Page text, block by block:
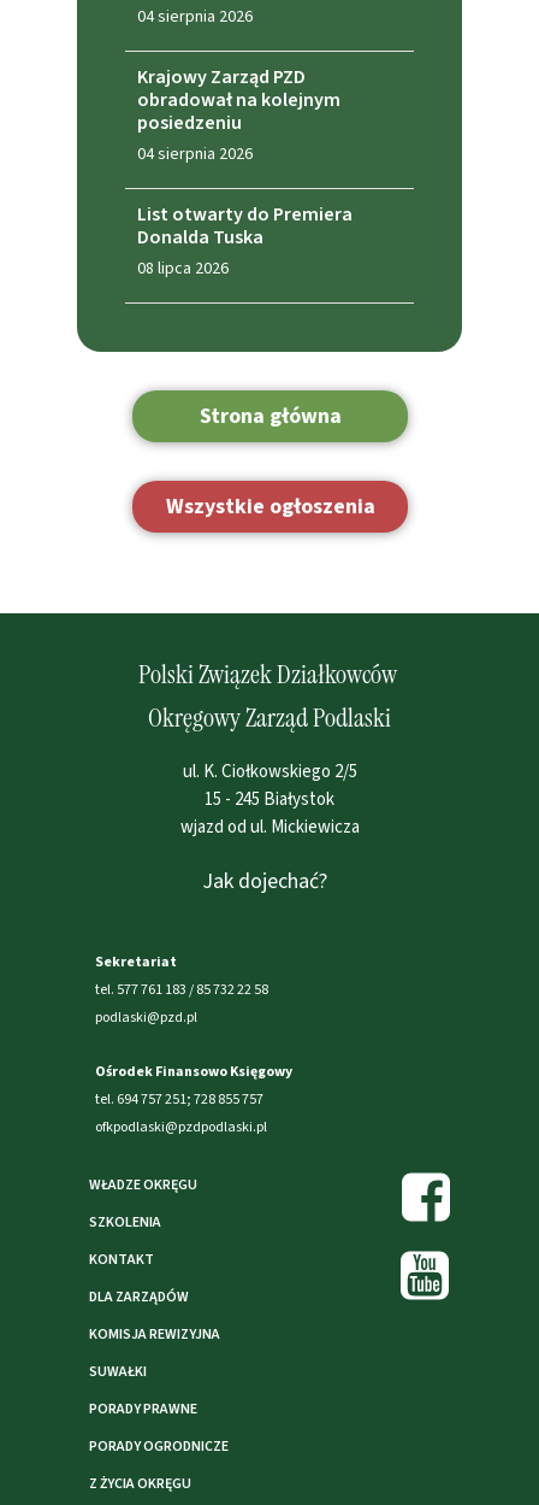
04 sierpnia 2026
Krajowy Zarząd PZD
obradował na kolejnym
posiedzeniu
04 sierpnia 2026
List otwarty do Premiera
Donalda Tuska
08 lipca 2026
Wszystkie ogłoszenia
Strona główna
Jak dojechać?
Polski Związek Działkowców
Okręgowy Zarząd Podlaski
ul. K. Ciołkowskiego 2/5
15 - 245 Białystok
wjazd od ul. Mickiewicza
Sekretariat
tel. 577 761 183 / 85 732 22 58
podlaski@pzd.pl
Ośrodek Finansowo Księgowy
tel. 694 757 251; 728 855 757
ofkpodlaski@pzdpodlaski.pl
WŁADZE OKRĘGU
SZKOLENIA
KONTAKT
DLA ZARZĄDÓW
KOMISJA REWIZYJNA
SUWAŁKI
PORADY PRAWNE
PORADY OGRODNICZE
Z ŻYCIA OKRĘGU